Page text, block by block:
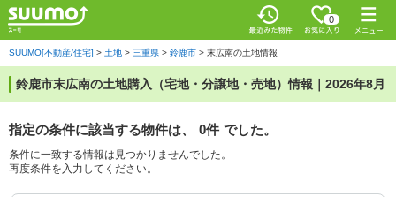
0
SUUMO[不動産/住宅] > 土地 > 三重県 > 鈴鹿市 > 末広南の土地情報
鈴鹿市末広南の土地購入（宅地・分譲地・売地）情報｜2026年8月
指定の条件に該当する物件は、 0件 でした。
条件に一致する情報は見つかりませんでした。
再度条件を入力してください。